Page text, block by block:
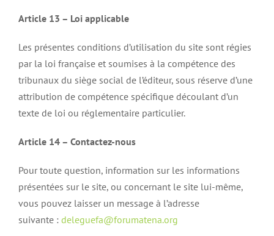
Article 13 – Loi applicable
Les présentes conditions d’utilisation du site sont régies
par la loi française et soumises à la compétence des
tribunaux du siège social de l’éditeur, sous réserve d’une
attribution de compétence spécifique découlant d’un
texte de loi ou réglementaire particulier.
Article 14 – Contactez-nous
Pour toute question, information sur les informations
présentées sur le site, ou concernant le site lui-même,
vous pouvez laisser un message à l’adresse
suivante : deleguefa@forumatena.org